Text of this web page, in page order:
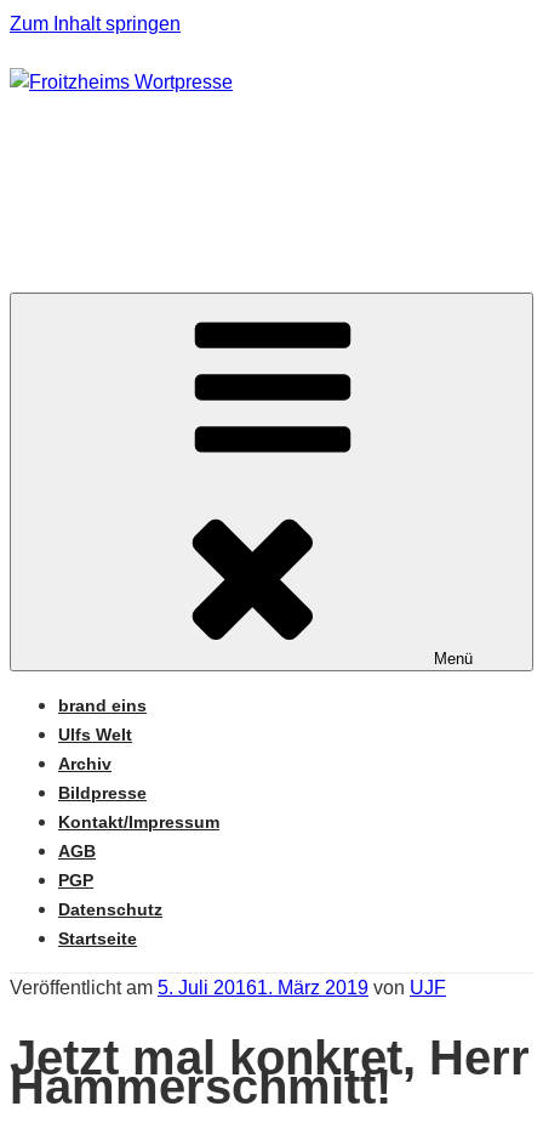
Zum Inhalt springen
Menü
brand eins
Ulfs Welt
Archiv
Bildpresse
Kontakt/Impressum
AGB
PGP
Datenschutz
Startseite
Veröffentlicht am 5. Juli 20161. März 2019 von UJF
Jetzt mal konkret, Herr
Hammerschmitt!